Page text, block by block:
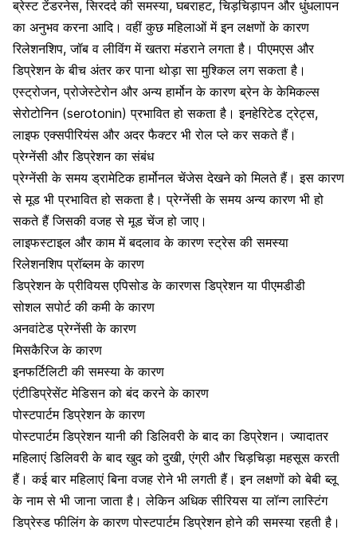
ब्रेस्ट टेंडरनेस, सिरदर्द की समस्या, घबराहट, चिड़चिड़ापन और धुंधलापन
का अनुभव करना आदि। वहीं कुछ महिलाओं में इन लक्षणों के कारण
रिलेशनशिप, जॉब व लीविंग में खतरा मंडराने लगता है। पीएमएस और
डिप्रेशन के बीच अंतर कर पाना थोड़ा सा मुश्किल लग सकता है।
एस्ट्रोजन, प्रोजेस्टेरोन और अन्य हार्मोन के कारण ब्रेन के केमिकल्स
सेरोटोनिन (serotonin) प्रभावित हो सकता है। इनहेरिटेड ट्रेट्स,
लाइफ एक्सपीरियंस और अदर फैक्टर भी रोल प्ले कर सकते हैं।
प्रेग्नेंसी और डिप्रेशन का संबंध
प्रेग्नेंसी के समय ड्रामेटिक हार्मोनल चेंजेस देखने को मिलते हैं। इस कारण
से मूड भी प्रभावित हो सकता है। प्रेग्नेंसी के समय अन्य कारण भी हो
सकते हैं जिसकी वजह से मूड चेंज हो जाए।
लाइफस्टाइल और काम में बदलाव के कारणस्ट्रेस की समस्या
रिलेशनशिप प्रॉब्लमके कारण
डिप्रेशन के प्रीवियस एपिसोड के कारणस डिप्रेशन या पीएमडीडी
सोशल सपोर्ट की कमी के कारण
अनवांटेड प्रेग्नेंसी के कारण
मिसकैरिज के कारण
इनफर्टिलिटी की समस्या के कारण
एंटीडिप्रेसेंट मेडिसन को बंद करने के कारण
पोस्टपार्टम डिप्रेशन के कारण
पोस्टपार्टम डिप्रेशनयानी की डिलिवरी के बाद का डिप्रेशन। ज्यादातर
महिलाएं डिलिवरी के बाद खुद को दुखी, एंग्री और चिड़चिड़ा महसूस करती
हैं। कई बार महिलाएं बिना वजह रोने भी लगती हैं। इन लक्षणों को बेबी ब्लू
के नाम से भी जाना जाता है। लेकिन अधिक सीरियस या लॉन्ग लास्टिंग
डिप्रेस्ड फीलिंग के कारण पोस्टपार्टम डिप्रेशन होने की समस्या रहती है।